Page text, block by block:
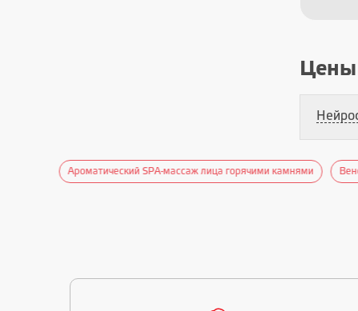
Цены
Ароматический SPA-массаж лица горячими камнями